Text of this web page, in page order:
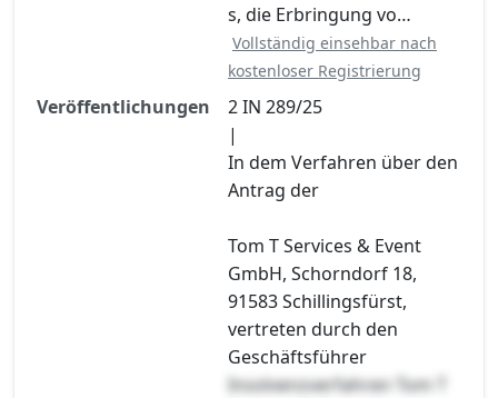
s, die Erbringung vo…
Vollständig einsehbar nach
kostenloser Registrierung
Veröffentlichungen
2 IN 289/25
|
In dem Verfahren über den
Antrag der
Tom T Services & Event
GmbH, Schorndorf 18,
91583 Schillingsfürst,
vertreten durch den
Geschäftsführer
Insolvenzverfahren Tom T